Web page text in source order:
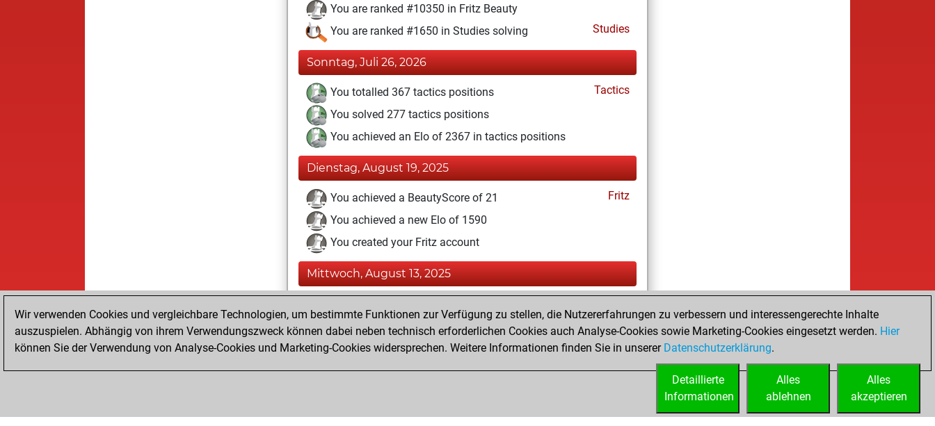
You are ranked #10350 in Fritz Beauty
You are ranked #1650 in Studies solving
Studies
Sonntag, Juli 26, 2026
You totalled 367 tactics positions
Tactics
You solved 277 tactics positions
You achieved an Elo of 2367 in tactics positions
Dienstag, August 19, 2025
You achieved a BeautyScore of 21
Fritz
You achieved a new Elo of 1590
You created your Fritz account
Mittwoch, August 13, 2025
You achieved a rating of 62
You created your Studies account
Wir verwenden Cookies und vergleichbare Technologien, um bestimmte Funktionen zur Verfügung zu stellen, die Nutzererfahrungen zu verbessern und interessengerechte Inhalte
auszuspielen. Abhängig von ihrem Verwendungszweck können dabei neben technisch erforderlichen Cookies auch Analyse-Cookies sowie Marketing-Cookies eingesetzt werden. Hier
können Sie der Verwendung von Analyse-Cookies und Marketing-Cookies widersprechen. Weitere Informationen finden Sie in unserer Datenschutzerklärung.
Alles
akzeptieren
Alles
ablehnen
Detaillierte
Informationen